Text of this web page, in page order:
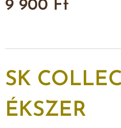
9 900 Ft
SK
ÉKSZER